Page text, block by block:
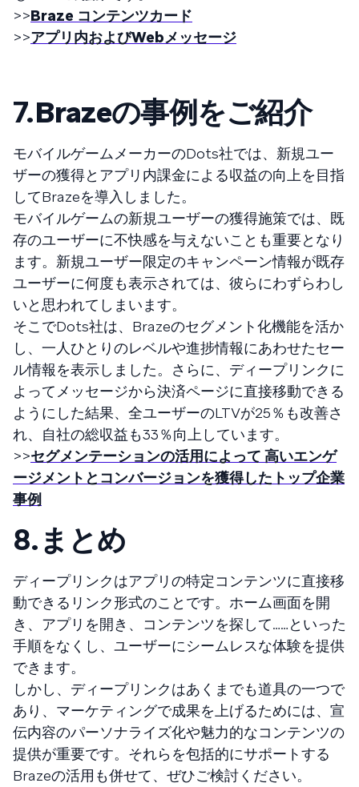
>>Braze コンテンツカード
>>アプリ内およびWebメッセージ
7.Brazeの事例をご紹介
モバイルゲームメーカーのDots社では、新規ユー
ザーの獲得とアプリ内課金による収益の向上を目指
してBrazeを導入しました。
モバイルゲームの新規ユーザーの獲得施策では、既
存のユーザーに不快感を与えないことも重要となり
ます。新規ユーザー限定のキャンペーン情報が既存
ユーザーに何度も表示されては、彼らにわずらわし
いと思われてしまいます。
そこでDots社は、Brazeのセグメント化機能を活か
し、一人ひとりのレベルや進捗情報にあわせたセー
ル情報を表示しました。さらに、ディープリンクに
よってメッセージから決済ページに直接移動できる
ようにした結果、全ユーザーのLTVが25％も改善さ
れ、自社の総収益も33％向上しています。
>>セグメンテーションの活用によって 高いエンゲ
ージメントとコンバージョンを獲得したトップ企業
事例
8.まとめ
ディープリンクはアプリの特定コンテンツに直接移
動できるリンク形式のことです。ホーム画面を開
き、アプリを開き、コンテンツを探して……といった
手順をなくし、ユーザーにシームレスな体験を提供
できます。
しかし、ディープリンクはあくまでも道具の一つで
あり、マーケティングで成果を上げるためには、宣
伝内容のパーソナライズ化や魅力的なコンテンツの
提供が重要です。それらを包括的にサポートする
Brazeの活用も併せて、ぜひご検討ください。